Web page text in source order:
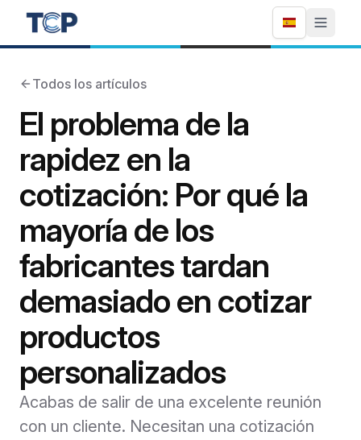
Todos los artículos
El problema de la
rapidez en la
cotización: Por qué la
mayoría de los
fabricantes tardan
demasiado en cotizar
productos
personalizados
Acabas de salir de una excelente reunión
con un cliente. Necesitan una cotización